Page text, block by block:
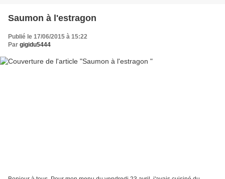
Saumon à l'estragon
Publié le 17/06/2015 à 15:22
Par gigidu5444